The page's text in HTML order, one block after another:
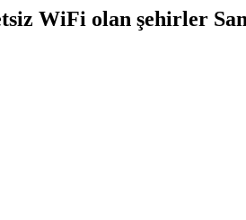
WiFi olan şehirler